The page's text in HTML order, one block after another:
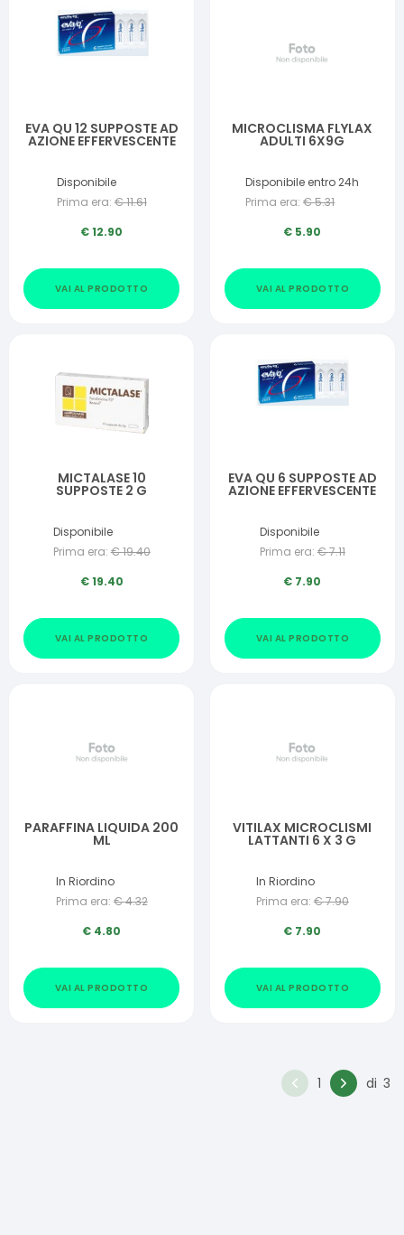
EVA QU 12 SUPPOSTE AD
AZIONE EFFERVESCENTE
Disponibile
Prima era: €11.61
€12.90
VAI AL PRODOTTO
MICROCLISMA FLYLAX
ADULTI 6X9G
Disponibile entro 24h
Prima era: €5.31
€ 5.90
VAI AL PRODOTTO
MICTALASE 10
SUPPOSTE 2 G
Disponibile
Prima era: €19.40
€19.40
VAI AL PRODOTTO
EVA QU 6 SUPPOSTE AD
AZIONE EFFERVESCENTE
Disponibile
Prima era: €7.11
€ 7.90
VAI AL PRODOTTO
PARAFFINA LIQUIDA 200
ML
In Riordino
Prima era: €4.32
€ 4.80
VAI AL PRODOTTO
VITILAX MICROCLISMI
LATTANTI 6 X 3 G
In Riordino
Prima era: €7.90
€ 7.90
VAI AL PRODOTTO
1 di 3